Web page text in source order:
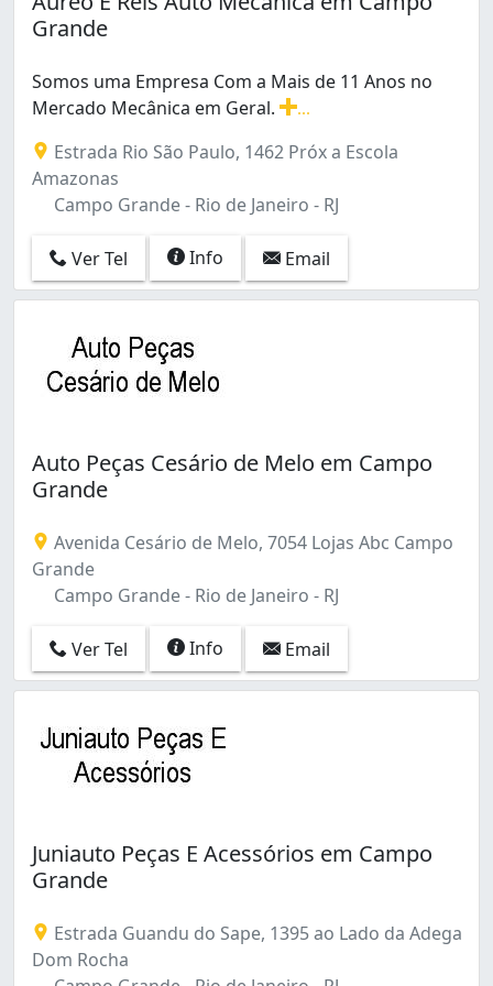
Braz de Pina (1)
Cacuia (1)
Campo dos Afonsos (1)
Centro (3)
Copacabana (2)
Engenheiro Leal (1)
Engenho Novo (2)
Freguesia (Jacarepaguá) (1)
Guaratiba (1)
Higienópolis (1)
Jacarepaguá (2)
Jardim América (1)
Lagoa (1)
Maracanã (1)
Méier (2)
Oswaldo Cruz (2)
Paciência (1)
Parada de Lucas (1)
Pechincha (2)
Penha (1)
Praça da Bandeira (2)
Realengo (3)
Recreio dos Bandeirantes (2)
Rio Comprido (1)
São Cristóvão (2)
Taquara (1)
Vaz Lobo (1)
Vila Isabel (4)
Grande
Somos uma Empresa Com a Mais de 11 Anos no
Mercado Mecânica em Geral.
Estrada Rio São Paulo, 1462 Próx a Escola
Amazonas
Campo Grande - Rio de Janeiro - RJ
Ver Tel Info Email
Auto Peças Cesário de Melo em Campo
Grande
Avenida Cesário de Melo, 7054 Lojas Abc Campo
Grande
Campo Grande - Rio de Janeiro - RJ
Ver Tel Info Email
Juniauto Peças E Acessórios em Campo
Grande
Estrada Guandu do Sape, 1395 ao Lado da Adega
Dom Rocha